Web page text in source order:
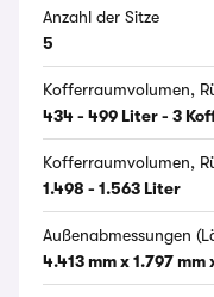
Anzahl der Sitze
5
Kofferraumvolumen,
434 - 499 Liter - 3
Kofferraumvolumen,
1.498 - 1.563 Liter
Außenabmessungen
4.413 mm x 1.797 mm